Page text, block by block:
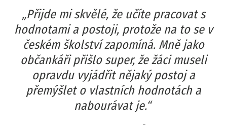
„Přijde mi skvělé, že učíte pracovat s
hodnotami a postoji, protože na to se v
českém školství zapomíná. Mně jako
občankáři přišlo super, že žáci museli
opravdu vyjádřit nějaký postoj a
přemýšlet o vlastních hodnotách a
nabourávat je.“